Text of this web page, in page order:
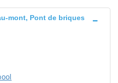
mont, Pont de briques